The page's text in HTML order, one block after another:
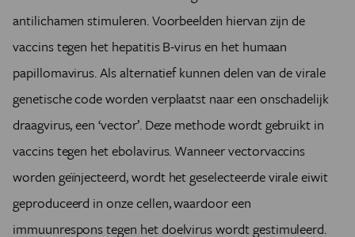
antilichamen stimuleren. Voorbeelden hiervan zijn de
vaccins tegen het hepatitis B-virus en het humaan
papillomavirus. Als alternatief kunnen delen van de virale
genetische code worden verplaatst naar een onschadelijk
draagvirus, een ‘vector’. Deze methode wordt gebruikt in
vaccins tegen het ebolavirus. Wanneer vectorvaccins
worden geïnjecteerd, wordt het geselecteerde virale eiwit
geproduceerd in onze cellen, waardoor een
immuunrespons tegen het doelvirus wordt gestimuleerd.